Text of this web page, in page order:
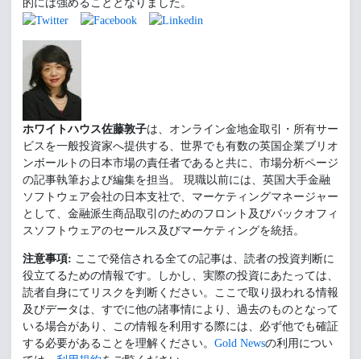
的には強めることとなりました。
ホワイトハウス佐藤敦子は、オンライン金地金取引・所有サー
ビスを一般投資家へ提供する、世界でも有数の英国企業ブリオ
ンボールトの日本市場の責任者であると共に、市場分析ページ
の記事執筆および編集を担当。 現職以前には、英国大手金融
ソフトウェア会社の日本支社で、マーケティングマネージャー
として、金融派生商品取引のためのフロント及びバックオフィ
スソフトウェアのセールス及びマーケティングを統括。
注意事項: ここで発信される全ての記事は、読者の投資判断に
役立てるための情報です。しかし、実際の投資にあたっては、
読者自身にてリスクを判断ください。ここで取り扱われる情報
及びデータは、すでに他の諸事情により、過去のものとなって
いる場合があり、この情報を利用する際には、必ず他でも確証
する必要があることを理解ください。 Gold Newsの利用につい